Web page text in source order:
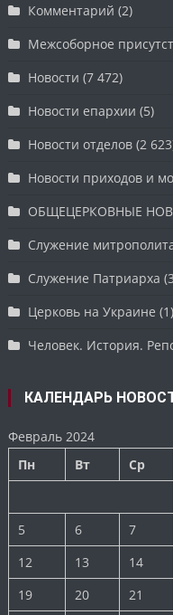
Комментарий (2)
Межсоборное
Новости (7 472)
Новости епархии (5)
Новости отделов (2
Новости приходов и
ОБЩЕЦЕРКОВНЫЕ
Служение
Служение Патриарха
Церковь на Украине (1)
Человек. История.
КАЛЕНДАРЬ
Февраль 2024
Пн
Вт Ср
5
6 7
12
13 14
19
20 21